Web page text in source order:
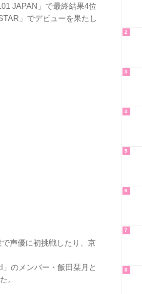
JAPAN」で最終結果4位
」でデビューを果たし
声優に初挑戦したり、京
のメンバー・飯田栞月と
。
2
3
4
5
6
7
8